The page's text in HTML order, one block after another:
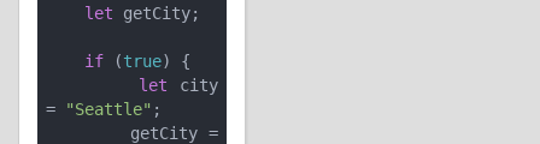
let getCity;
if (true) {
let city
=
"Seattle" ;
        getCity =